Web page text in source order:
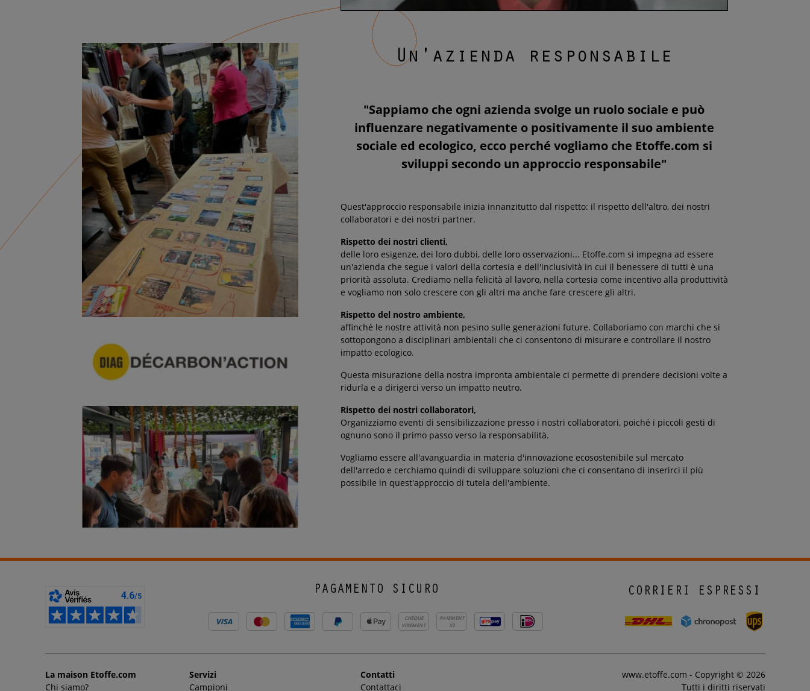
Un'azienda responsabile
"Sappiamo che ogni azienda svolge un ruolo sociale e può
influenzare negativamente o positivamente il suo ambiente
sociale ed ecologico, ecco perché vogliamo che Etoffe.com si
sviluppi secondo un approccio responsabile"
Quest'approccio responsabile inizia innanzitutto dal rispetto: il rispetto dell'altro, dei nostri
collaboratori e dei nostri partner.
Rispetto dei nostri clienti,
delle loro esigenze, dei loro dubbi, delle loro osservazioni... Etoffe.com si impegna ad essere
un'azienda che segue i valori della cortesia e dell'inclusività in cui il benessere di tutti è una
priorità assoluta. Crediamo nella felicità al lavoro, nella cortesia come incentivo alla produttività
e vogliamo non solo crescere con gli altri ma anche fare crescere gli altri.
Rispetto del nostro ambiente,
affinché le nostre attività non pesino sulle generazioni future. Collaboriamo con marchi che si
sottopongono a disciplinari ambientali che ci consentono di misurare e controllare il nostro
impatto ecologico.
Questa misurazione della nostra impronta ambientale ci permette di prendere decisioni volte a
ridurla e a dirigerci verso un impatto neutro.
Rispetto dei nostri collaboratori,
Organizziamo eventi di sensibilizzazione presso i nostri collaboratori, poiché i piccoli gesti di
ognuno sono il primo passo verso la responsabilità.
Vogliamo essere all'avanguardia in materia d'innovazione ecosostenibile sul mercato
dell'arredo e cerchiamo quindi di sviluppare soluzioni che ci consentano di inserirci il più
possibile in quest'approccio di tutela dell'ambiente.
PAGAMENTO SICURO
CHÈQUE
VIREMENT
PAIEMENT
X3
CORRIERI ESPRESSI
La maison Etoffe.com
Chi siamo?
Servizi
Campioni
Contatti
Contattaci
www.etoffe.com - Copyright © 2026
Tutti i diritti riservati